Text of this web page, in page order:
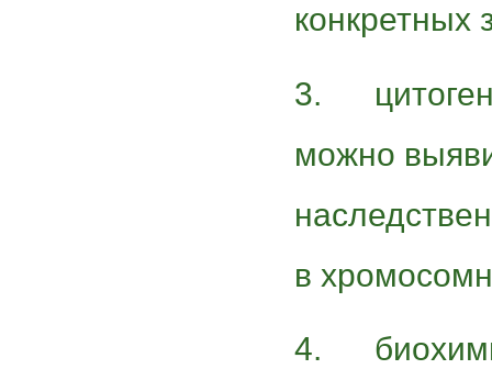
конкретных
3.
можно
в
4.